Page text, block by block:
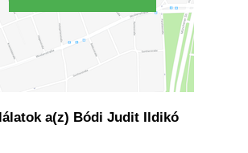
a(z) Bódi Judit Ildikó